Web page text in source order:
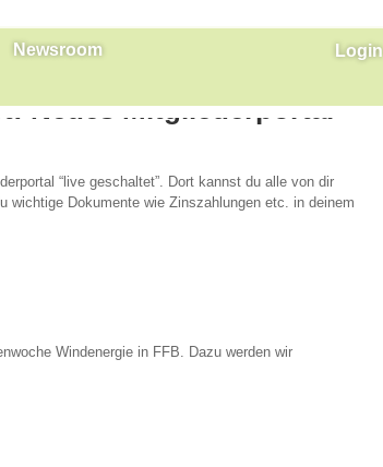
Newsroom
Login
Neues Mitgliederportal
“live geschaltet”. Dort kannst du alle von dir
wichtige Dokumente wie Zinszahlungen etc. in deinem
Windenergie in FFB. Dazu werden wir